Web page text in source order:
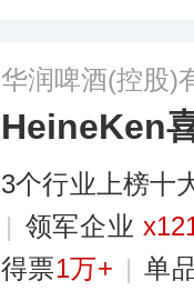
区。更多
华润啤酒(控股)
HeineKen
3个行业上榜十
| 领军企业
得票1万+ | 单